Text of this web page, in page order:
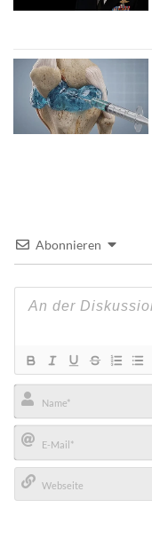
Abonnieren
Name*
E-
Mail*